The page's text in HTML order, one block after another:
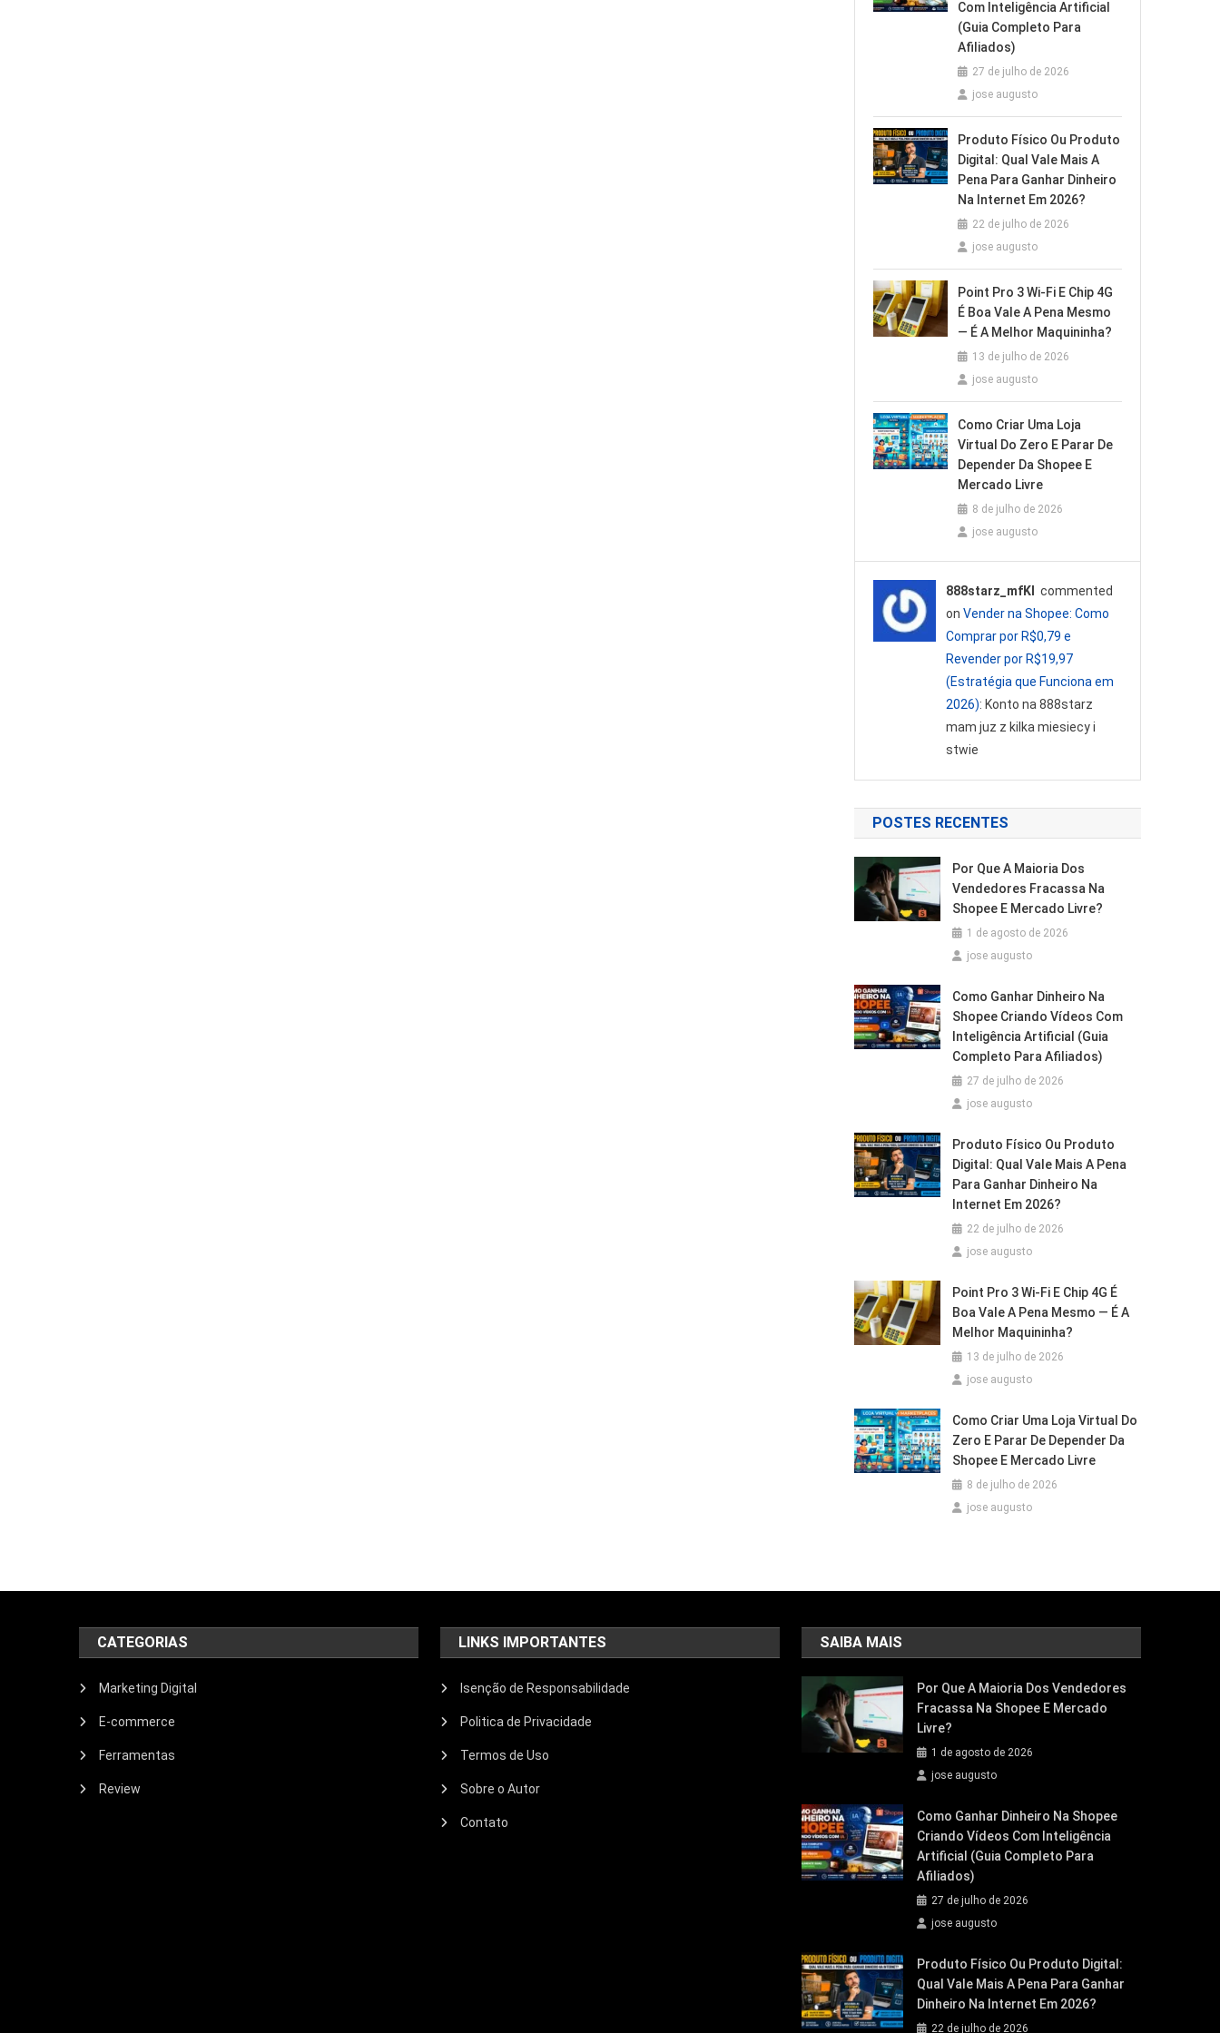
Com Inteligência Artificial
(Guia Completo Para
Afiliados)
27 de julho de 2026
jose augusto
Produto Físico Ou Produto
Digital: Qual Vale Mais A
Pena Para Ganhar Dinheiro
Na Internet Em 2026?
22 de julho de 2026
jose augusto
Point Pro 3 Wi‑Fi E Chip 4G
É Boa Vale A Pena Mesmo
— É A Melhor Maquininha?
13 de julho de 2026
jose augusto
Como Criar Uma Loja
Virtual Do Zero E Parar De
Depender Da Shopee E
Mercado Livre
8 de julho de 2026
jose augusto
888starz_mfKl
commented
on Vender na Shopee: Como
Comprar por R$0,79 e
Revender por R$19,97
(Estratégia que Funciona em
2026): Konto na 888starz
mam juz z kilka miesiecy i
stwie
POSTES RECENTES
Por Que A Maioria Dos
Vendedores Fracassa Na
Shopee E Mercado Livre?
1 de agosto de 2026
jose augusto
Como Ganhar Dinheiro Na
Shopee Criando Vídeos Com
Inteligência Artificial (Guia
Completo Para Afiliados)
27 de julho de 2026
jose augusto
Produto Físico Ou Produto
Digital: Qual Vale Mais A Pena
Para Ganhar Dinheiro Na
Internet Em 2026?
22 de julho de 2026
jose augusto
Point Pro 3 Wi‑Fi E Chip 4G É
Boa Vale A Pena Mesmo — É A
Melhor Maquininha?
13 de julho de 2026
jose augusto
Como Criar Uma Loja Virtual Do
Zero E Parar De Depender Da
Shopee E Mercado Livre
8 de julho de 2026
jose augusto
CATEGORIAS
Marketing Digital
E-commerce
Ferramentas
Review
LINKS IMPORTANTES
Isenção de Responsabilidade
Politica de Privacidade
Termos de Uso
Sobre o Autor
Contato
SAIBA MAIS
Por Que A Maioria Dos Vendedores
Fracassa Na Shopee E Mercado
Livre?
1 de agosto de 2026
jose augusto
Como Ganhar Dinheiro Na Shopee
Criando Vídeos Com Inteligência
Artificial (Guia Completo Para
Afiliados)
27 de julho de 2026
jose augusto
Produto Físico Ou Produto Digital:
Qual Vale Mais A Pena Para Ganhar
Dinheiro Na Internet Em 2026?
22 de julho de 2026